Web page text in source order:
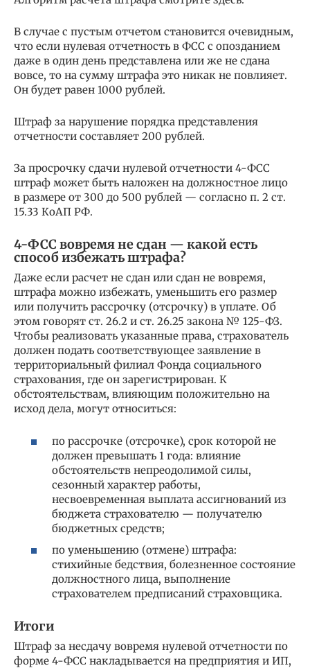
В случае с пустым отчетом становится очевидным,
что если нулевая отчетность в ФСС с опозданием
даже в один день представлена или же не сдана
вовсе, то на сумму штрафа это никак не повлияет.
Он будет равен 1000 рублей.
Штраф за нарушение порядка представления
отчетности составляет 200 рублей.
За просрочку сдачи нулевой отчетности 4-ФСС
штраф может быть наложен на должностное лицо
в размере от 300 до 500 рублей — согласно п. 2 ст.
15.33 КоАП РФ.
4-ФСС вовремя не сдан — какой есть
способ избежать штрафа?
Даже если расчет не сдан или сдан не вовремя,
штрафа можно избежать, уменьшить его размер
или получить рассрочку (отсрочку) в уплате. Об
этом говорят ст. 26.2 и ст. 26.25 закона № 125-ФЗ.
Чтобы реализовать указанные права, страхователь
должен подать соответствующее заявление в
территориальный филиал Фонда социального
страхования, где он зарегистрирован. К
обстоятельствам, влияющим положительно на
исход дела, могут относиться:
по рассрочке (отсрочке), срок которой не
должен превышать 1 года: влияние
обстоятельств непреодолимой силы,
сезонный характер работы,
несвоевременная выплата ассигнований из
бюджета страхователю — получателю
бюджетных средств;
по уменьшению (отмене) штрафа:
стихийные бедствия, болезненное состояние
должностного лица, выполнение
страхователем предписаний страховщика.
Итоги
Штраф за несдачу вовремя нулевой отчетности по
форме 4-ФСС накладывается на предприятия и ИП,